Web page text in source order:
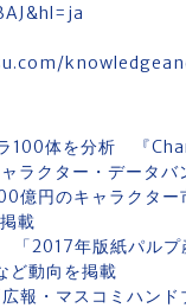
100体を分析 『
ラクター・データバ
億円のキャラク
掲載
2017年版紙パルプ
ど動向を掲載
報・マスコミハン